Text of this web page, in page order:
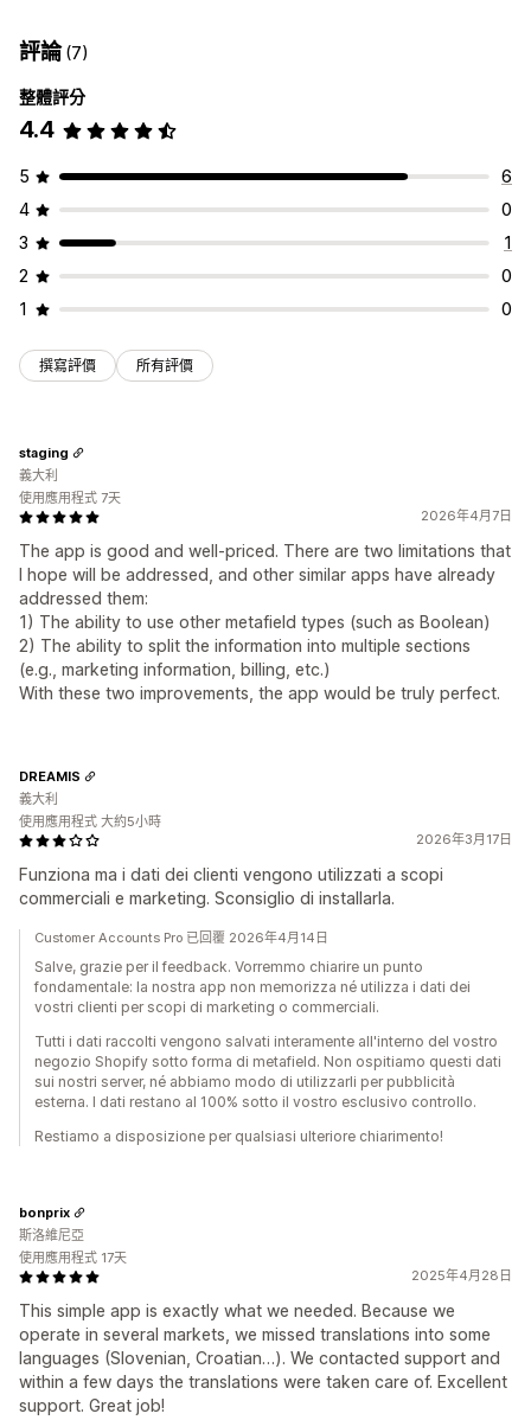
自訂欄位
評論(7)
整體評分
4.4
5
6
4
0
3
1
2
0
1
0
撰寫評價 所有評價
2026年4月7日
The app is good and well-priced. There are two limitations that
I hope will be addressed, and other similar apps have already
addressed them:
1) The ability to use other metafield types (such as Boolean)
2) The ability to split the information into multiple sections
(e.g., marketing information, billing, etc.)
With these two improvements, the app would be truly perfect.
staging
義大利
使用應用程式 7天
2026年3月17日
Funziona ma i dati dei clienti vengono utilizzati a scopi
commerciali e marketing. Sconsiglio di installarla.
DREAMIS
義大利
使用應用程式 大約5小時
Customer Accounts Pro 已回覆 2026年4月14日
Salve, grazie per il feedback. Vorremmo chiarire un punto
fondamentale: la nostra app non memorizza né utilizza i dati dei
vostri clienti per scopi di marketing o commerciali.
Tutti i dati raccolti vengono salvati interamente all'interno del vostro
negozio Shopify sotto forma di metafield. Non ospitiamo questi dati
sui nostri server, né abbiamo modo di utilizzarli per pubblicità
esterna. I dati restano al 100% sotto il vostro esclusivo controllo.
Restiamo a disposizione per qualsiasi ulteriore chiarimento!
2025年4月28日
This simple app is exactly what we needed. Because we
operate in several markets, we missed translations into some
languages (Slovenian, Croatian…). We contacted support and
within a few days the translations were taken care of. Excellent
support. Great job!
bonprix
斯洛維尼亞
使用應用程式 17天